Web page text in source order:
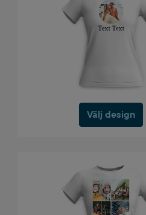
Välj design